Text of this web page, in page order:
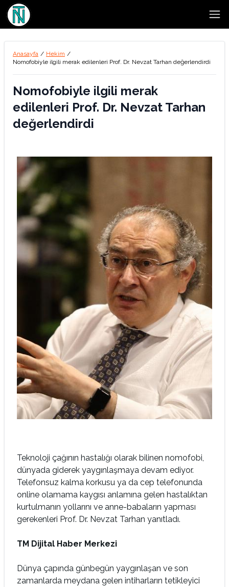
Anasayfa / Hekim /
Nomofobiyle ilgili merak edilenleri Prof. Dr. Nevzat Tarhan değerlendirdi
Nomofobiyle ilgili merak
edilenleri Prof. Dr. Nevzat Tarhan
değerlendirdi
Teknoloji çağının hastalığı olarak bilinen nomofobi,
dünyada giderek yaygınlaşmaya devam ediyor.
Telefonsuz kalma korkusu ya da cep telefonunda
online olamama kaygısı anlamına gelen hastalıktan
kurtulmanın yollarını ve anne-babaların yapması
gerekenleri Prof. Dr. Nevzat Tarhan yanıtladı.
TM Dijital Haber Merkezi
Dünya çapında günbegün yaygınlaşan ve son
zamanlarda meydana gelen intiharların tetikleyici